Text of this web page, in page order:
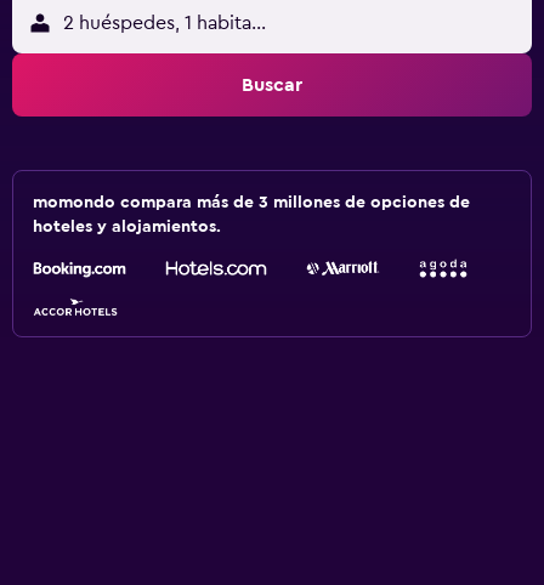
2 huéspedes, 1 habitación
Buscar
momondo compara más de 3 millones de opciones de
hoteles y alojamientos.